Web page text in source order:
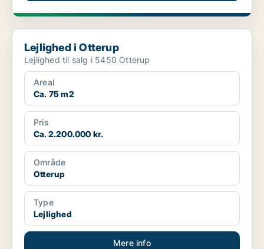
Lejlighed i Otterup
Lejlighed i Otterup
Lejlighed til salg i 5450 Otterup
Areal
Ca. 75 m2
Pris
Ca. 2.200.000 kr.
Område
Otterup
Type
Lejlighed
Mere info